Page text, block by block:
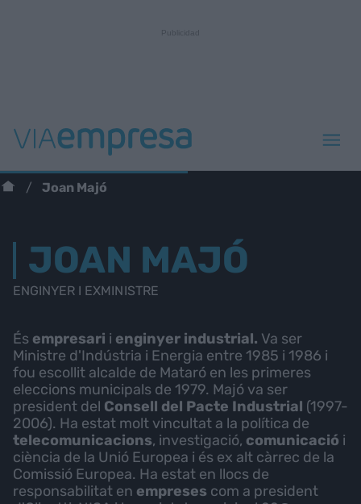
Joan Majó
JOAN MAJÓ
ENGINYER I EXMINISTRE
És empresari i enginyer industrial. Va ser
Ministre d'Indústria i Energia entre 1985 i 1986 i
fou escollit alcalde de Mataró en les primeres
eleccions municipals de 1979. Majó va ser
president del Consell del Pacte Industrial (1997-
2006). Ha estat molt vincultat a la política de
telecomunicacions, investigació, comunicació i
ciència de la Unió Europea i és ex alt càrrec de la
Comissió Europea. Ha estat en llocs de
responsabilitat en empreses com a president